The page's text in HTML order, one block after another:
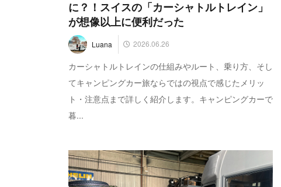
に？！スイスの「カーシャトルトレイン」
が想像以上に便利だった
Luana 2026.06.26
カーシャトルトレインの仕組みやルート、乗り方、そし
てキャンピングカー旅ならではの視点で感じたメリッ
ト・注意点まで詳しく紹介します。キャンピングカーで
暮...